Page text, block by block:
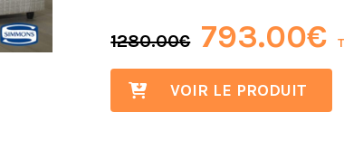
1280.00€ 793.00€
VOIR LE PRODUIT